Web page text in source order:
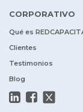
CORPORATIVO
Qué es
Clientes
Testimonios
Blog